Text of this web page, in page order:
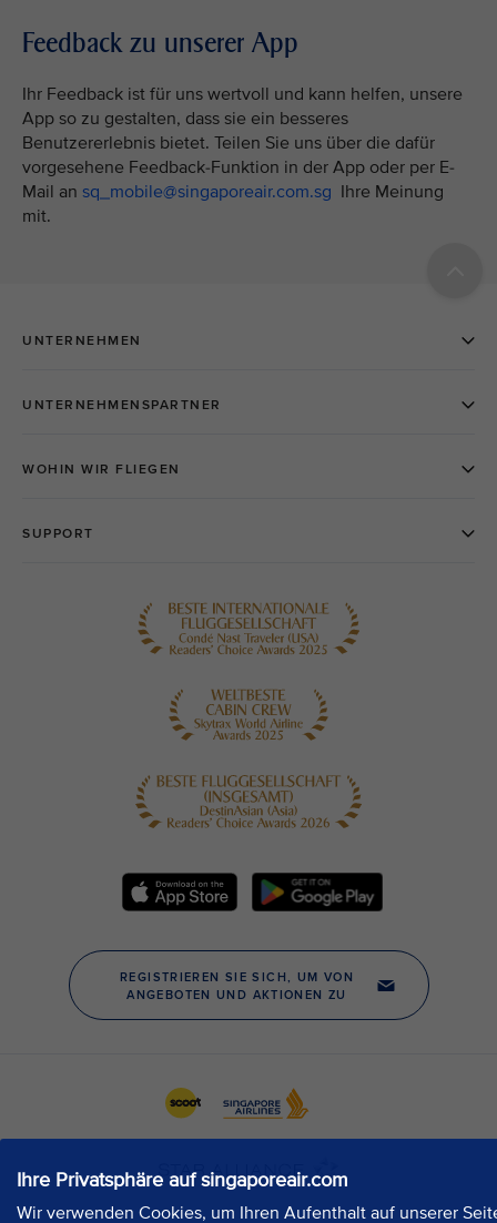
Ihre Privatsphäre auf singaporeair.com
Wir verwenden Cookies, um Ihren Aufenthalt auf unserer
Feedback zu unserer App
Ihr Feedback ist für uns wertvoll und kann helfen, unsere
App so zu gestalten, dass sie ein besseres
Benutzererlebnis bietet. Teilen Sie uns über die dafür
vorgesehene Feedback-Funktion in der App oder per E-
Mail an sq_mobile@singaporeair.com.sg Ihre Meinung
mit.